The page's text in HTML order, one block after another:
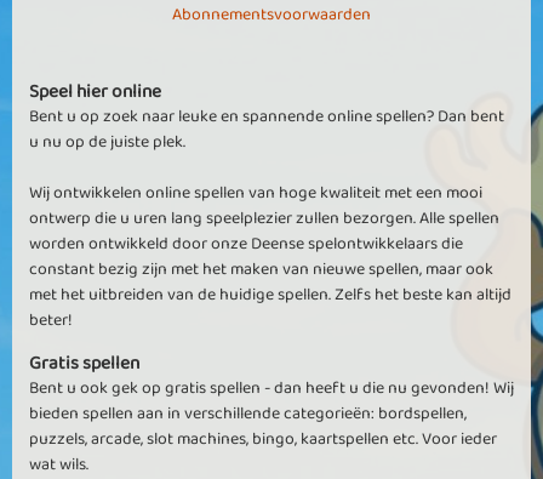
Abonnementsvoorwaarden
Speel hier online
Bent u op zoek naar leuke en spannende online spellen? Dan bent
u nu op de juiste plek.
Wij ontwikkelen online spellen van hoge kwaliteit met een mooi
ontwerp die u uren lang speelplezier zullen bezorgen. Alle spellen
worden ontwikkeld door onze Deense spelontwikkelaars die
constant bezig zijn met het maken van nieuwe spellen, maar ook
met het uitbreiden van de huidige spellen. Zelfs het beste kan altijd
beter!
Gratis spellen
Bent u ook gek op gratis spellen - dan heeft u die nu gevonden! Wij
bieden spellen aan in verschillende categorieën: bordspellen,
puzzels, arcade, slot machines, bingo, kaartspellen etc. Voor ieder
wat wils.